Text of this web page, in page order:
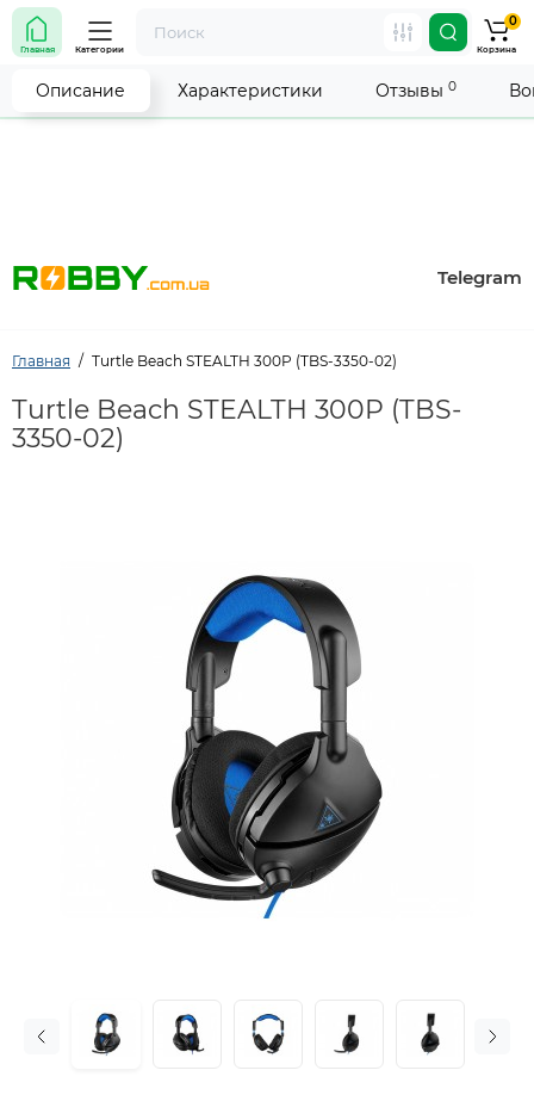
Внимание! Работа магазина временно приостановлена.
Мы делаем всё возможное, чтобы возобновить прием
заказов как можно скорее.
Telegram
Главная Категории
0
Корзина
Главная Turtle Beach STEALTH 300P (TBS-3350-02)
Turtle Beach STEALTH 300P (TBS-
3350-02)
Описание Характеристики Отзывы 0